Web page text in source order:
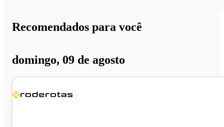
Recomendados para você
domingo, 09 de agosto